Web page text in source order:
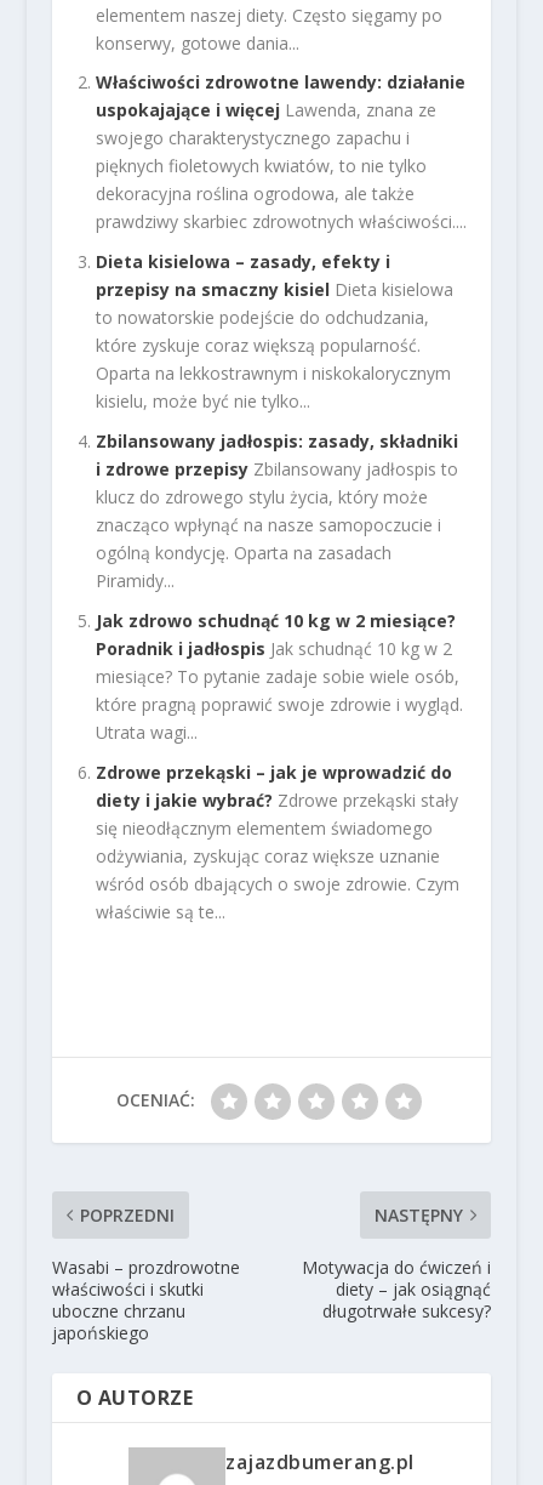
elementem naszej diety. Często sięgamy po
konserwy, gotowe dania...
Właściwości zdrowotne lawendy: działanie
uspokajające i więcej Lawenda, znana ze
swojego charakterystycznego zapachu i
pięknych fioletowych kwiatów, to nie tylko
dekoracyjna roślina ogrodowa, ale także
prawdziwy skarbiec zdrowotnych właściwości....
Dieta kisielowa – zasady, efekty i
przepisy na smaczny kisiel Dieta kisielowa
to nowatorskie podejście do odchudzania,
które zyskuje coraz większą popularność.
Oparta na lekkostrawnym i niskokalorycznym
kisielu, może być nie tylko...
Zbilansowany jadłospis: zasady, składniki
i zdrowe przepisy Zbilansowany jadłospis to
klucz do zdrowego stylu życia, który może
znacząco wpłynąć na nasze samopoczucie i
ogólną kondycję. Oparta na zasadach
Piramidy...
Jak zdrowo schudnąć 10 kg w 2 miesiące?
Poradnik i jadłospis Jak schudnąć 10 kg w 2
miesiące? To pytanie zadaje sobie wiele osób,
które pragną poprawić swoje zdrowie i wygląd.
Utrata wagi...
Zdrowe przekąski – jak je wprowadzić do
diety i jakie wybrać? Zdrowe przekąski stały
się nieodłącznym elementem świadomego
odżywiania, zyskując coraz większe uznanie
wśród osób dbających o swoje zdrowie. Czym
właściwie są te...
OCENIAĆ:
POPRZEDNI
Wasabi – prozdrowotne
właściwości i skutki
uboczne chrzanu
japońskiego
NASTĘPNY
Motywacja do ćwiczeń i
diety – jak osiągnąć
długotrwałe sukcesy?
O AUTORZE
zajazdbumerang.pl